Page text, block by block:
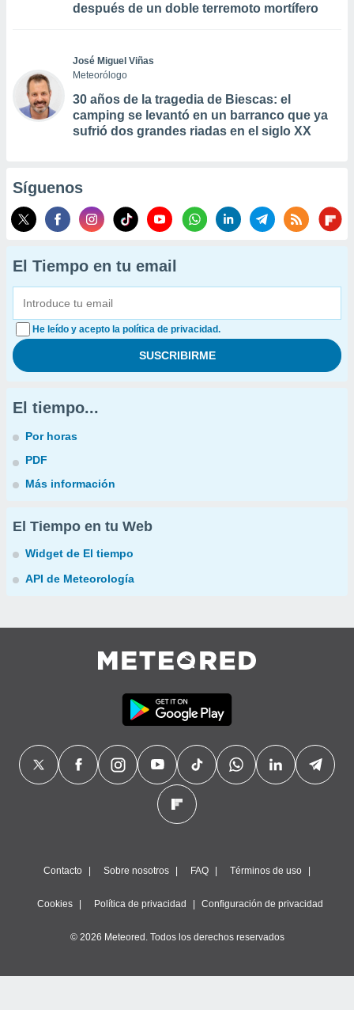
después de un doble terremoto mortífero
José Miguel Viñas
Meteorólogo
30 años de la tragedia de Biescas: el
camping se levantó en un barranco que ya
sufrió dos grandes riadas en el siglo XX
Síguenos
El Tiempo en tu email
He leído y acepto la política de privacidad.
El tiempo...
Por horas
PDF
Más información
El Tiempo en tu Web
Widget de El tiempo
API de Meteorología
Contacto Sobre nosotros FAQ Términos de uso
Cookies Política de privacidad Configuración de privacidad
© 2026 Meteored. Todos los derechos reservados